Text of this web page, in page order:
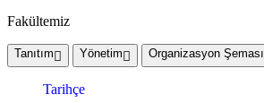
Fakültemiz
Tanıtım Yönetim Organizasyon Şeması
Tarihçe